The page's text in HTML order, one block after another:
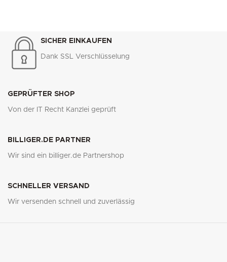
SICHER EINKAUFEN
Dank SSL Verschlüsselung
GEPRÜFTER SHOP
Von der IT Recht Kanzlei geprüft
BILLIGER.DE PARTNER
Wir sind ein billiger.de Partnershop
SCHNELLER VERSAND
Wir versenden schnell und zuverlässig